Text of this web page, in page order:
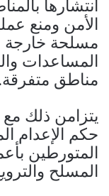
انتشارها
الأمن ومنع
مسلحة خارجة
المساعدات
مناطق
يتزامن ذلك
المتورطين
المسلح